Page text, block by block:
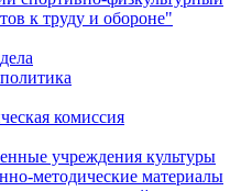
к труду и обороне"
комиссия
учреждения культуры
методические материалы